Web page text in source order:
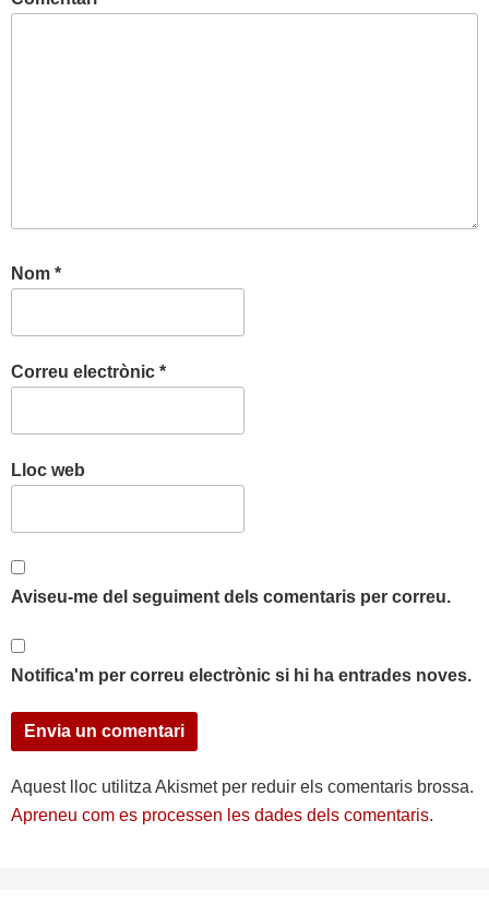
Nom *
Correu electrònic *
Lloc web
Aviseu-me del seguiment dels comentaris per correu.
Notifica'm per correu electrònic si hi ha entrades noves.
Aquest lloc utilitza Akismet per reduir els comentaris brossa.
Apreneu com es processen les dades dels comentaris.